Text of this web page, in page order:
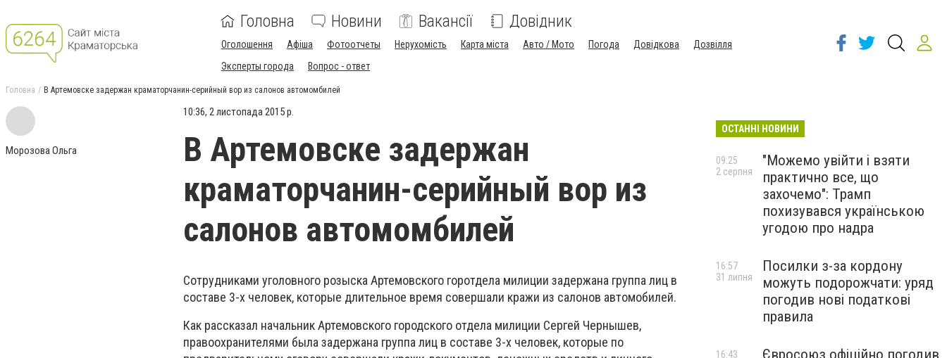
Головна Новини Вакансії Довідник
Оголошення Афіша Фотоотчеты Нерухомість Карта міста Авто / Мото Погода Довідкова
Дозвілля
Эксперты города
Вопрос - ответ
Головна В Артемовске задержан краматорчанин-серийный вор из салонов автомомбилей
Морозова Ольга
10:36, 2 листопада 2015 р.
В Артемовске задержан
краматорчанин-серийный вор из
салонов автомомбилей
Сотрудниками уголовного розыска Артемовского горотдела милиции задержана группа лиц в
составе 3-х человек, которые длительное время совершали кражи из салонов автомобилей.
Как рассказал начальник Артемовского городского отдела милиции Сергей Чернышев,
правоохранителями была задержана группа лиц в составе 3-х человек, которые по
ОСТАННІ НОВИНИ
"Можемо увійти і взяти
практично все, що
захочемо": Трамп
похизувався українською
угодою про надра
09:25
2 серпня
Посилки з-за кордону
можуть подорожчати: уряд
погодив нові податкові
правила
16:57
31 липня
Євросоюз офіційно погодив
16:43